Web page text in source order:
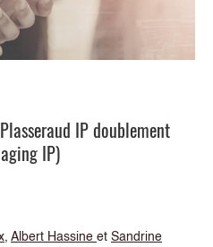
IP doublement
IP)
, Albert Hassine et Sandrine